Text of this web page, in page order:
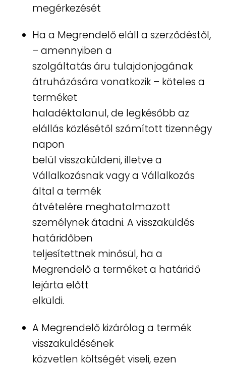
megérkezését
Ha a Megrendelő eláll a szerződéstől,
– amennyiben a
szolgáltatás áru tulajdonjogának
átruházására vonatkozik – köteles a
terméket
haladéktalanul, de legkésőbb az
elállás közlésétől számított tizennégy
napon
belül visszaküldeni, illetve a
Vállalkozásnak vagy a Vállalkozás
által a termék
átvételére meghatalmazott
személynek átadni. A visszaküldés
határidőben
teljesítettnek minősül, ha a
Megrendelő a terméket a határidő
lejárta előtt
elküldi.
A Megrendelő kizárólag a termék
visszaküldésének
közvetlen költségét viseli, ezen